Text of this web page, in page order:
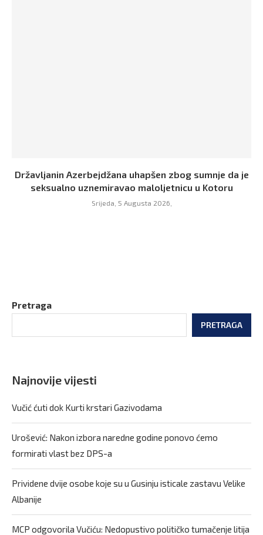
Državljanin Azerbejdžana uhapšen zbog sumnje da je
seksualno uznemiravao maloljetnicu u Kotoru
Srijeda, 5 Augusta 2026,
Pretraga
PRETRAGA
Najnovije vijesti
Vučić ćuti dok Kurti krstari Gazivodama
Urošević: Nakon izbora naredne godine ponovo ćemo
formirati vlast bez DPS-a
Prividene dvije osobe koje su u Gusinju isticale zastavu Velike
Albanije
MCP odgovorila Vučiću: Nedopustivo političko tumačenje litija